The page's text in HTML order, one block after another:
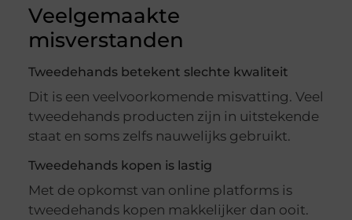
Veelgemaakte
misverstanden
Tweedehands betekent slechte kwaliteit
Dit is een veelvoorkomende misvatting. Veel
tweedehands producten zijn in uitstekende
staat en soms zelfs nauwelijks gebruikt.
Tweedehands kopen is lastig
Met de opkomst van online platforms is
tweedehands kopen makkelijker dan ooit.